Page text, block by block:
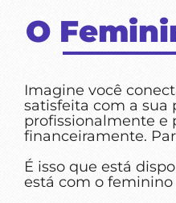
O
Imagine você
satisfeita com a sua
profissionalmente e
financeiramente.
É isso que está
está com o feminino